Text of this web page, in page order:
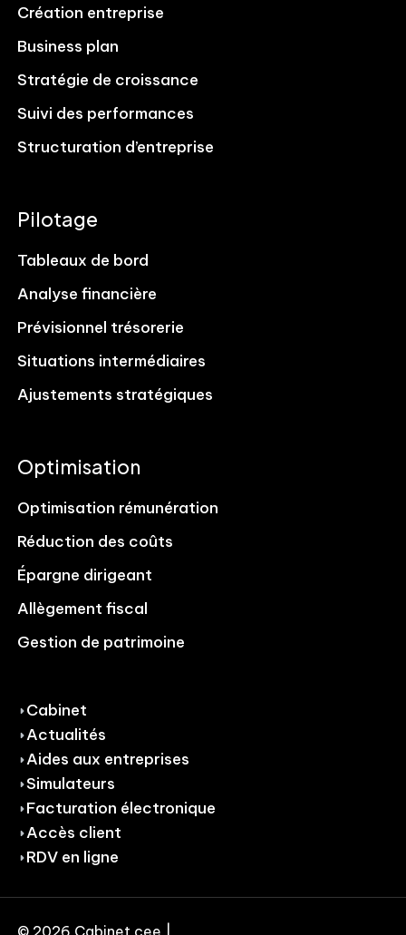
Création entreprise
Business plan
Stratégie de croissance
Suivi des performances
Structuration d’entreprise
Pilotage
Tableaux de bord
Analyse financière
Prévisionnel trésorerie
Situations intermédiaires
Ajustements stratégiques
Optimisation
Optimisation rémunération
Réduction des coûts
Épargne dirigeant
Allègement fiscal
Gestion de patrimoine
Cabinet
Actualités
Aides aux entreprises
Simulateurs
Facturation électronique
Accès client
RDV en ligne